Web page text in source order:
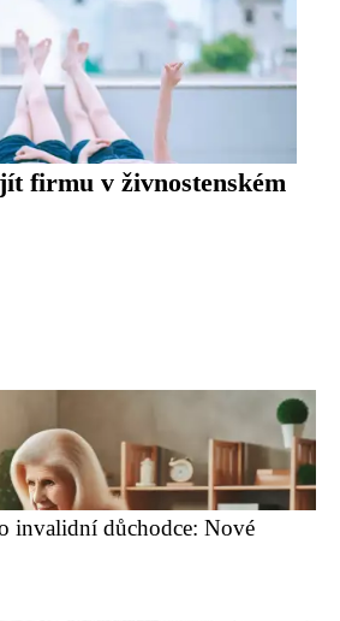
firmu v živnostenském
invalidní důchodce: Nové